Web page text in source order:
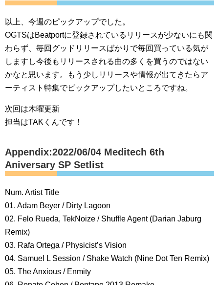
以上、今週のピックアップでした。
OGTSはBeatportに登録されているリリースが少ないにも関
わらず、毎回グッドリリースばかりで毎回買っている気が
しますし今後もリリースされる曲の多くを買うのではない
かなと思います。もう少しリリースや情報が出てきたらア
ーティスト特集でピックアップしたいところですね。
次回は木曜更新
担当はTAKくんです！
Appendix:2022/06/04 Meditech 6th
Aniversary SP Setlist
Num. Artist Title
01. Adam Beyer / Dirty Lagoon
02. Felo Rueda, TekNoize / Shuffle Agent (Darian Jaburg
Remix)
03. Rafa Ortega / Physicist’s Vision
04. Samuel L Session / Shake Watch (Nine Dot Ten Remix)
05. The Anxious / Enmity